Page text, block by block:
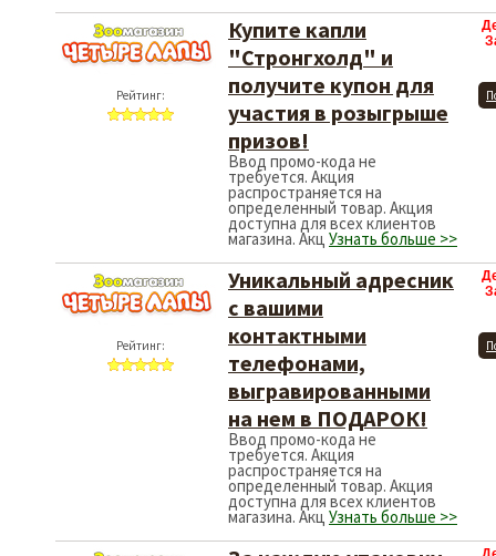
Рейтинг:
Купите капли
"Стронгхолд" и
получите купон для
участия в розыгрыше
призов!
Ввод промо-кода не
требуется. Акция
распространяется на
определенный товар. Акция
доступна для всех клиентов
магазина. Акц Узнать больше >>
Рейтинг:
Уникальный адресник
с вашими
контактными
телефонами,
выгравированными
на нем в ПОДАРОК!
Ввод промо-кода не
требуется. Акция
распространяется на
определенный товар. Акция
доступна для всех клиентов
магазина. Акц Узнать больше >>